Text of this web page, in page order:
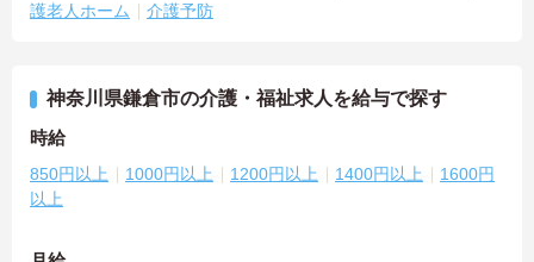
護老人ホーム
介護予防
神奈川県鎌倉市の介護・福祉求人を給与で探す
時給
850円以上 1000円以上 1200円以上 1400円以上
1600円
以上